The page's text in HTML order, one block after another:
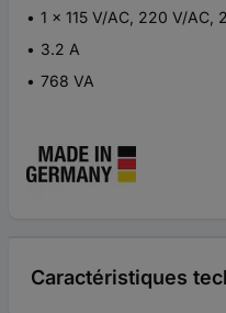
1 x 115 V/AC, 220 V/AC,
3.2 A
768 VA
Caractéristiques